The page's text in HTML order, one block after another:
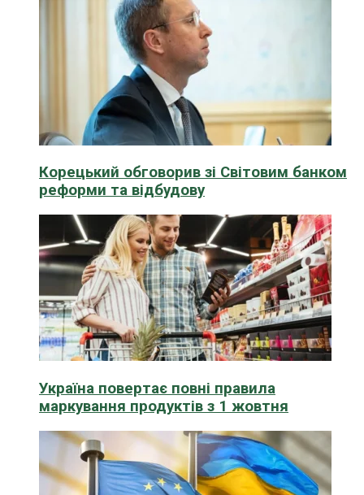
Корецький обговорив зі Світовим банком
реформи та відбудову
Україна повертає повні правила
маркування продуктів з 1 жовтня